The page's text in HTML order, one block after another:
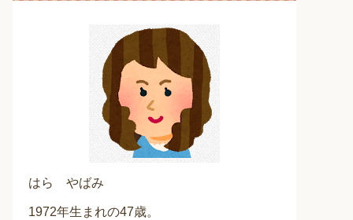
はら やばみ
1972年生まれの47歳。